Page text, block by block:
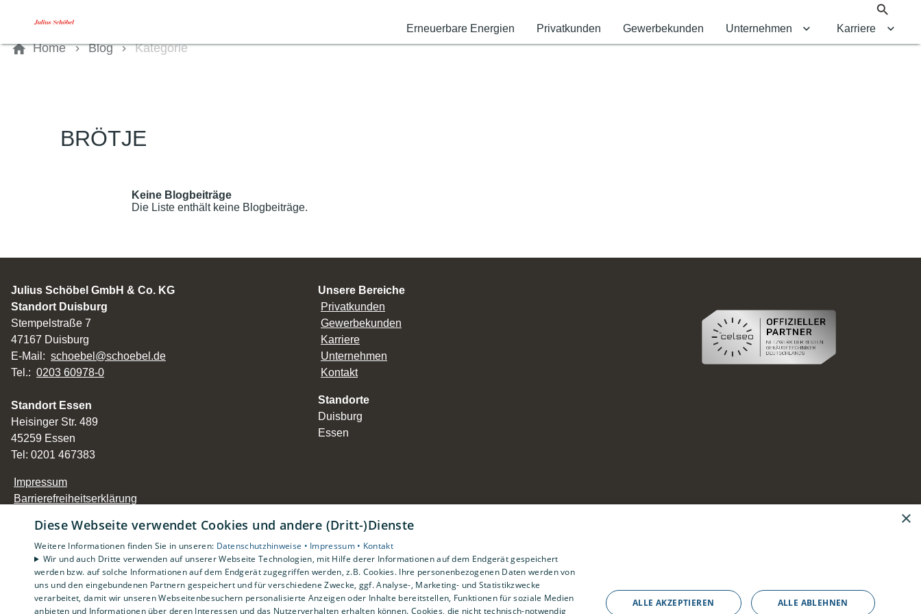
Erneuerbare Energien
Privatkunden Gewerbekunden Unternehmen Untermenü für
Karriere
Home Blog Kategorie
BRÖTJE
Keine Blogbeiträge
Die Liste enthält keine Blogbeiträge.
Julius Schöbel GmbH & Co. KG
Standort Duisburg
Stempelstraße 7
47167 Duisburg
E-Mail: schoebel@schoebel.de
Tel.: 0203 60978-0
Standort Essen
Heisinger Str. 489
45259 Essen
Tel: 0201 467383
Impressum
Barrierefreiheitserklärung
AGB
Unsere Bereiche
Privatkunden
Gewerbekunden
Karriere
Unternehmen
Kontakt
Standorte
Duisburg
Essen
×
Diese Webseite verwendet Cookies und andere (Dritt-)Dienste
Weitere Informationen finden Sie in unseren: Datenschutzhinweise • Impressum • Kontakt
Wir und auch Dritte verwenden auf unserer Webseite Technologien, mit Hilfe derer Informationen auf dem Endgerät gespeichert
werden bzw. auf solche Informationen auf dem Endgerät zugegriffen werden, z.B. Cookies. Ihre personenbezogenen Daten werden von
uns und den eingebundenen Partnern gespeichert und für verschiedene Zwecke, ggf. Analyse-, Marketing- und Statistikzwecke
verarbeitet, damit wir unseren Webseitenbesuchern personalisierte Anzeigen oder Inhalte bereitstellen, Funktionen für soziale Medien
anbieten und Informationen über deren Interessen und das Nutzerverhalten erhalten können. Cookies, die nicht technisch-notwendig
ALLE AKZEPTIEREN ALLE ABLEHNEN